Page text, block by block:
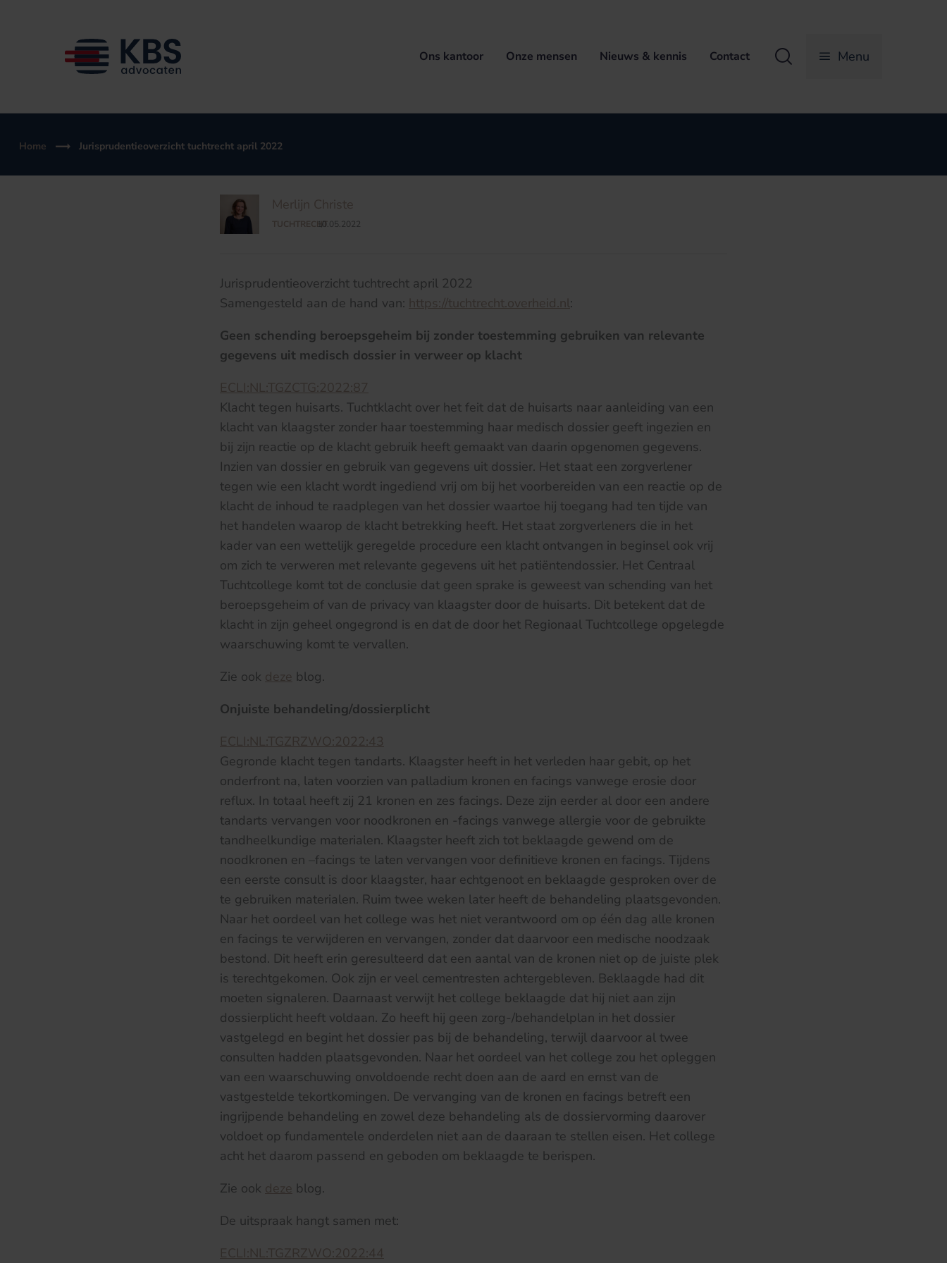
Ons kantoor Onze mensen Nieuws & kennis Contact Zoeken Menu
Home Jurisprudentieoverzicht tuchtrecht april 2022
Merlijn Christe
TUCHTRECHT
/
10.05.2022
Jurisprudentieoverzicht tuchtrecht april 2022
Samengesteld aan de hand van: https://tuchtrecht.overheid.nl:
Geen schending beroepsgeheim bij zonder toestemming gebruiken van relevante
gegevens uit medisch dossier in verweer op klacht
ECLI:NL:TGZCTG:2022:87
Klacht tegen huisarts. Tuchtklacht over het feit dat de huisarts naar aanleiding van een
klacht van klaagster zonder haar toestemming haar medisch dossier geeft ingezien en
bij zijn reactie op de klacht gebruik heeft gemaakt van daarin opgenomen gegevens.
Inzien van dossier en gebruik van gegevens uit dossier. Het staat een zorgverlener
tegen wie een klacht wordt ingediend vrij om bij het voorbereiden van een reactie op de
klacht de inhoud te raadplegen van het dossier waartoe hij toegang had ten tijde van
het handelen waarop de klacht betrekking heeft. Het staat zorgverleners die in het
kader van een wettelijk geregelde procedure een klacht ontvangen in beginsel ook vrij
om zich te verweren met relevante gegevens uit het patiëntendossier. Het Centraal
Tuchtcollege komt tot de conclusie dat geen sprake is geweest van schending van het
beroepsgeheim of van de privacy van klaagster door de huisarts. Dit betekent dat de
klacht in zijn geheel ongegrond is en dat de door het Regionaal Tuchtcollege opgelegde
waarschuwing komt te vervallen.
Zie ook deze blog.
Onjuiste behandeling/dossierplicht
ECLI:NL:TGZRZWO:2022:43
Gegronde klacht tegen tandarts. Klaagster heeft in het verleden haar gebit, op het
onderfront na, laten voorzien van palladium kronen en facings vanwege erosie door
reflux. In totaal heeft zij 21 kronen en zes facings. Deze zijn eerder al door een andere
tandarts vervangen voor noodkronen en -facings vanwege allergie voor de gebruikte
tandheelkundige materialen. Klaagster heeft zich tot beklaagde gewend om de
noodkronen en –facings te laten vervangen voor definitieve kronen en facings. Tijdens
een eerste consult is door klaagster, haar echtgenoot en beklaagde gesproken over de
te gebruiken materialen. Ruim twee weken later heeft de behandeling plaatsgevonden.
Naar het oordeel van het college was het niet verantwoord om op één dag alle kronen
en facings te verwijderen en vervangen, zonder dat daarvoor een medische noodzaak
bestond. Dit heeft erin geresulteerd dat een aantal van de kronen niet op de juiste plek
is terechtgekomen. Ook zijn er veel cementresten achtergebleven. Beklaagde had dit
moeten signaleren. Daarnaast verwijt het college beklaagde dat hij niet aan zijn
dossierplicht heeft voldaan. Zo heeft hij geen zorg-/behandelplan in het dossier
vastgelegd en begint het dossier pas bij de behandeling, terwijl daarvoor al twee
consulten hadden plaatsgevonden. Naar het oordeel van het college zou het opleggen
van een waarschuwing onvoldoende recht doen aan de aard en ernst van de
vastgestelde tekortkomingen. De vervanging van de kronen en facings betreft een
ingrijpende behandeling en zowel deze behandeling als de dossiervorming daarover
voldoet op fundamentele onderdelen niet aan de daaraan te stellen eisen. Het college
acht het daarom passend en geboden om beklaagde te berispen.
Zie ook deze blog.
De uitspraak hangt samen met:
ECLI:NL:TGZRZWO:2022:44